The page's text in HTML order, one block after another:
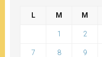
L M M
1 2
7 8 9